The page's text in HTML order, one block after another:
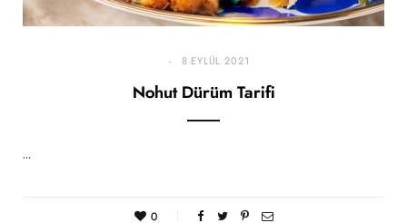
8 EYLÜL 2021
Nohut Dürüm Tarifi
…
0